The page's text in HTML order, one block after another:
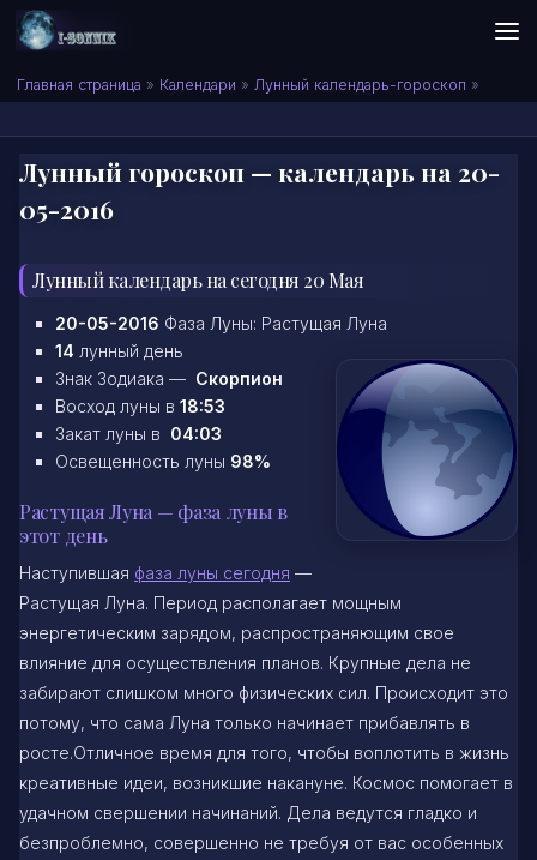
Skip to content
Сонник I-SONNIK.COM
Главная страница » Календари » Лунный календарь-гороскоп »
Лунный гороскоп — календарь на 20-
05-2016
Лунный календарь на сегодня 20 Мая
20-05-2016 Фаза Луны: Растущая Луна
14 лунный день
Знак Зодиака — Скорпион
Восход луны в 18:53
Закат луны в 04:03
Освещенность луны 98%
Растущая Луна — фаза луны в
этот день
Наступившая фаза луны сегодня —
Растущая Луна. Период располагает мощным
энергетическим зарядом, распространяющим свое
влияние для осуществления планов. Крупные дела не
забирают слишком много физических сил. Происходит это
потому, что сама Луна только начинает прибавлять в
росте.Отличное время для того, чтобы воплотить в жизнь
креативные идеи, возникшие накануне. Космос помогает в
удачном свершении начинаний. Дела ведутся гладко и
безпроблемно, совершенно не требуя от вас особенных